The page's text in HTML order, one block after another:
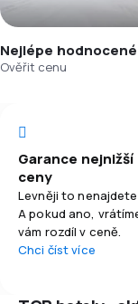
Nejlépe
Ověřit cenu
Garance nejnižší
ceny
Levněji to
A pokud ano,
vám rozdíl v ceně.
Chci číst více